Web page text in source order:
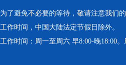
为了避免不必要的等待，敬请注意我们
工作时间，中国大陆法定节假日除外。
工作时间：周一至周六 早8:00-晚18:00。